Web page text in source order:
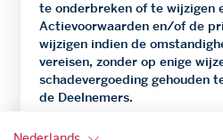
te onderbreken of te wijzigen
Actievoorwaarden en/of de
wijzigen indien de
vereisen, zonder op enige
schadevergoeding gehouden
de Deelnemers.
Ondanks de grootst mogelijke